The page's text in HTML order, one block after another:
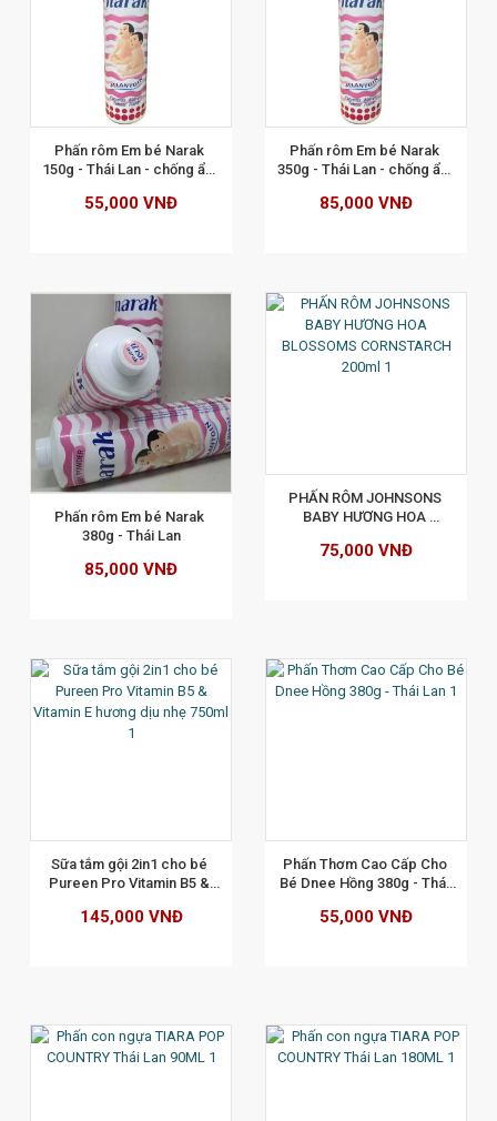
Phấn rôm Em bé Narak
150g - Thái Lan - chống ẩm
55,000 VNĐ
XEM CHI TIẾT
Phấn rôm Em bé Narak
350g - Thái Lan - chống ẩm
85,000 VNĐ
Phấn rôm Em bé Narak
380g - Thái Lan
85,000 VNĐ
XEM CHI TIẾT
PHẤN RÔM JOHNSONS
BABY HƯƠNG HOA
200ml
75,000 VNĐ
Sữa tắm gội 2in1 cho bé
Pureen Pro Vitamin B5 &
750ml
145,000 VNĐ
Phấn Thơm Cao Cấp Cho
Bé Dnee Hồng 380g - Thái
55,000 VNĐ